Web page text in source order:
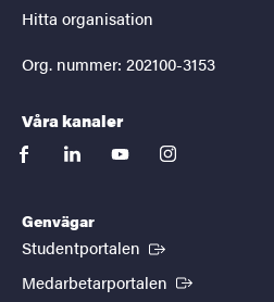
Hitta organisation
Org. nummer: 202100-3153
Våra kanaler
facebooklinkedinyoutubeinstagram
Genvägar
Studentportalen (Extern länk)
Medarbetarportalen (Extern länk)